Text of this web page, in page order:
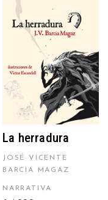
AÑADIR AL
CARRITO
La herradura
JOSÉ VICENTE
BARCIA MAGAZ
NARRATIVA